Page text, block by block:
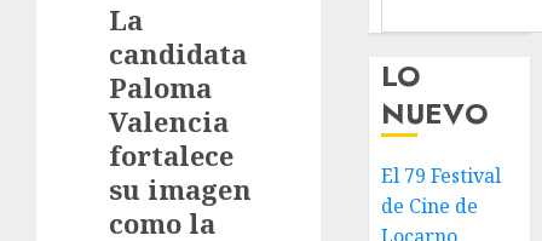
La
candidata
Paloma
Valencia
fortalece
su imagen
como la
LO
NUEVO
El 79 Festival
de Cine de